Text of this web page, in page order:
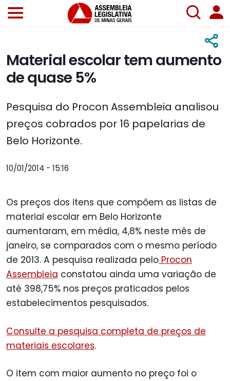
Material escolar tem aumento
de quase 5%
Pesquisa do Procon Assembleia analisou
preços cobrados por 16 papelarias de
Belo Horizonte.
10/01/2014 - 15:16
Os preços dos itens que compõem as listas de
material escolar em Belo Horizonte
aumentaram, em média, 4,8% neste mês de
janeiro, se comparados com o mesmo período
de 2013. A pesquisa realizada pelo Procon
Assembleia constatou ainda uma variação de
até 398,75% nos preços praticados pelos
estabelecimentos pesquisados.
Consulte a pesquisa completa de preços de
materiais escolares.
O item com maior aumento no preço foi o